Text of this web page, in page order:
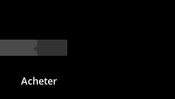
Acheter